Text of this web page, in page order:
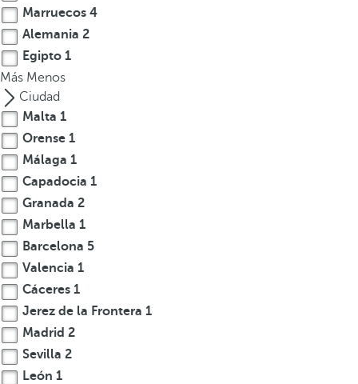
e
n
t
e
y
e
l
o
c
o
s
e
m
u
e
e
a
l
Marruecos 4
Alemania 2
Egipto 1
Más Menos
Ciudad
Malta 1
Orense 1
Málaga 1
Capadocia 1
Granada 2
Marbella 1
Barcelona 5
Valencia 1
Cáceres 1
Jerez de la Frontera 1
Madrid 2
Sevilla 2
León 1